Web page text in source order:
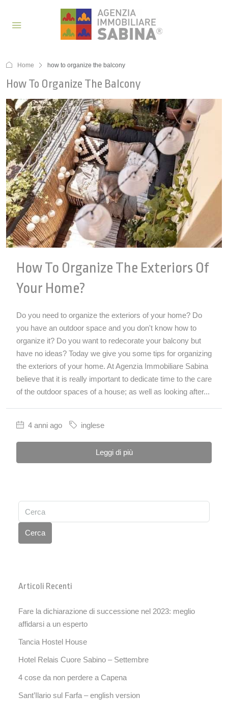
Home how to organize the balcony
How To Organize The Balcony
How To Organize The Exteriors Of
Your Home?
Do you need to organize the exteriors of your home? Do
you have an outdoor space and you don't know how to
organize it? Do you want to redecorate your balcony but
have no ideas? Today we give you some tips for organizing
the exteriors of your home. At Agenzia Immobiliare Sabina
believe that it is really important to dedicate time to the care
of the outdoor spaces of a house; as well as looking after...
4 anni ago inglese
Leggi di più
Cerca
Articoli Recenti
Fare la dichiarazione di successione nel 2023: meglio
affidarsi a un esperto
Tancia Hostel House
Hotel Relais Cuore Sabino – Settembre
4 cose da non perdere a Capena
Sant’Ilario sul Farfa – english version